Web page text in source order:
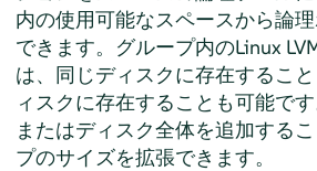
内の使用可能なスペースから論
できます。グループ内のLinux
は、同じディスクに存在するこ
ィスクに存在することも可能で
またはディスク全体を追加する
プのサイズを拡張できます。